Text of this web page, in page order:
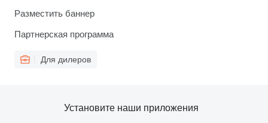
Разместить баннер
Партнерская программа
Для дилеров
Установите наши приложения